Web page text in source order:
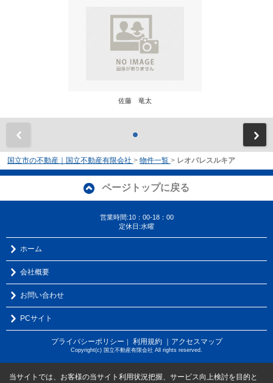
佐藤 竜太
国立市の不動産｜国立不動産有限会社 > 物件一覧 > レオパレスルキア
ページトップに戻る
営業時間:10：00-18：00
定休日:水曜
ホーム
会社概要
お問い合わせ
PCサイト
プライバシーポリシー 利用規約 ｜アクセスマップ
Copyright(c) 国立不動産有限会社 All rights reserved.
当サイトでは、お客様の当サイト利用状況把握、サービス向上検討を目的と